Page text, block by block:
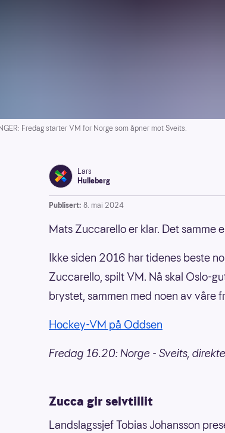
Fredag starter VM for Norge som åpner mot Sveits.
Lars
Hulleberg
Publisert: 8. mai 2024
Mats Zuccarello er klar. Det samme
Ikke siden 2016 har tidenes beste
Zuccarello, spilt VM. Nå skal Oslo-
brystet, sammen med noen av våre
Hockey-VM på Oddsen
Fredag 16.20: Norge - Sveits,
Zucca gir selvtillit
Landslagssjef Tobias Johansson